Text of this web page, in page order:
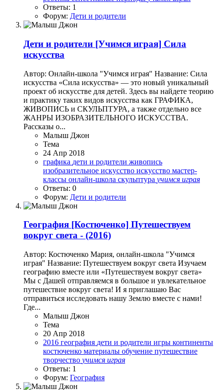
Ответы: 1
Форум: Дети и родители
Дети и родители [Учимся играя] Сила
искусства
Автор: Онлайн-школа "Учимся играя" Название: Сила
искусства «Сила искусства» — это новый уникальный
проект об искусстве для детей. Здесь вы найдете теорию
и практику таких видов искусства как ГРАФИКА,
ЖИВОПИСЬ и СКУЛЬПТУРА, а также отдельно все
ЖАНРЫ ИЗОБРАЗИТЕЛЬНОГО ИСКУССТВА.
Рассказы о...
Малыш Джон
Тема
24 Апр 2018
графика дети и родители живопись
изобразительное искусство искусство мастер-
классы онлайн-школа скульптура учимся играя
Ответы: 0
Форум: Дети и родители
География [Костюченко] Путешествуем
вокруг света - (2016)
Автор: Костюченко Мария, онлайн-школа "Учимся
играя" Название: Путешествуем вокруг света Изучаем
географию вместе или «Путешествуем вокруг света»
Мы с Дашей отправляемся в большое и увлекательное
путешествие вокруг света! И я приглашаю Вас
отправиться исследовать нашу Землю вместе с нами!
Где...
Малыш Джон
Тема
20 Апр 2018
2016 география дети и родители игры континенты
костюченко материалы обучение путешествие
творчество учимся играя
Ответы: 1
Форум: География